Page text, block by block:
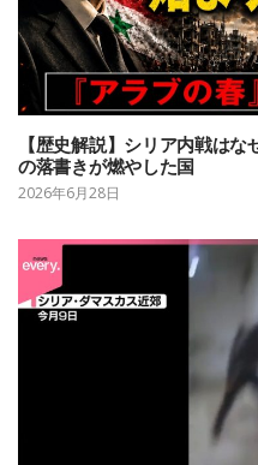
【歴史解説】シリア内戦は
の落書きが燃やした国
2026年6月28日